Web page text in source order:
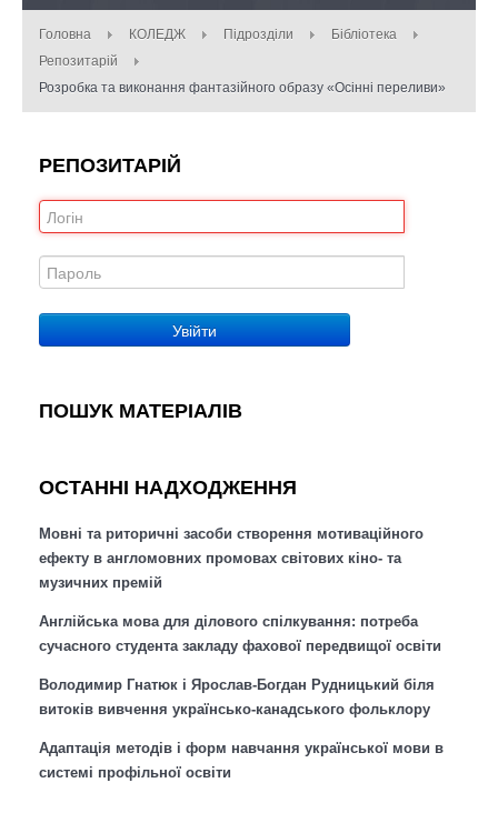
Головна КОЛЕДЖ Підрозділи
Бібліотека
Репозитарій
Розробка та виконання фантазійного образу «Осінні переливи»
РЕПОЗИТАРІЙ
Увійти
ПОШУК МАТЕРІАЛІВ
ОСТАННІ НАДХОДЖЕННЯ
Мовні та риторичні засоби створення мотиваційного
ефекту в англомовних промовах світових кіно- та
музичних премій
Англійська мова для ділового спілкування: потреба
сучасного студента закладу фахової передвищої освіти
Володимир Гнатюк і Ярослав-Богдан Рудницький біля
витоків вивчення українсько-канадського фольклору
Адаптація методів і форм навчання української мови в
системі профільної освіти